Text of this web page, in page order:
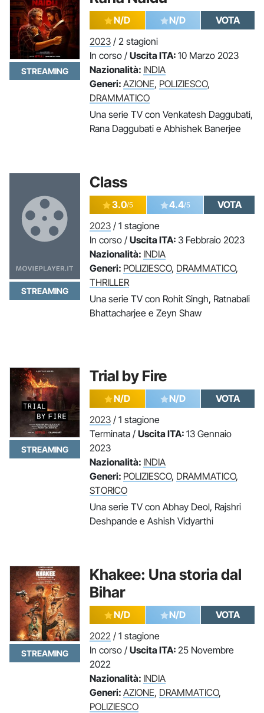
STREAMING
N/D N/D
VOTA
2023 / 2 stagioni
In corso / Uscita ITA: 10 Marzo 2023
Nazionalità: INDIA
Generi: AZIONE, POLIZIESCO,
DRAMMATICO
Una serie TV con Venkatesh Daggubati,
Rana Daggubati e Abhishek Banerjee
Class
STREAMING
3.0/5 4.4/5
VOTA
2023 / 1 stagione
In corso / Uscita ITA: 3 Febbraio 2023
Nazionalità: INDIA
Generi: POLIZIESCO, DRAMMATICO,
THRILLER
Una serie TV con Rohit Singh, Ratnabali
Bhattacharjee e Zeyn Shaw
Trial by Fire
STREAMING
N/D N/D
VOTA
2023 / 1 stagione
Terminata / Uscita ITA: 13 Gennaio
2023
Nazionalità: INDIA
Generi: POLIZIESCO, DRAMMATICO,
STORICO
Una serie TV con Abhay Deol, Rajshri
Deshpande e Ashish Vidyarthi
Khakee: Una storia dal
Bihar
STREAMING
N/D N/D
VOTA
2022 / 1 stagione
In corso / Uscita ITA: 25 Novembre
2022
Nazionalità: INDIA
Generi: AZIONE, DRAMMATICO,
POLIZIESCO